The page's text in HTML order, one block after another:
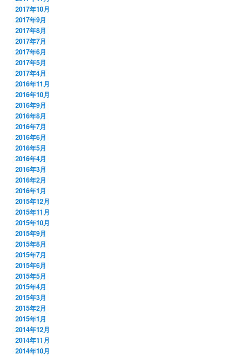
2017年10月
2017年9月
2017年8月
2017年7月
2017年6月
2017年5月
2017年4月
2016年11月
2016年10月
2016年9月
2016年8月
2016年7月
2016年6月
2016年5月
2016年4月
2016年3月
2016年2月
2016年1月
2015年12月
2015年11月
2015年10月
2015年9月
2015年8月
2015年7月
2015年6月
2015年5月
2015年4月
2015年3月
2015年2月
2015年1月
2014年12月
2014年11月
2014年10月